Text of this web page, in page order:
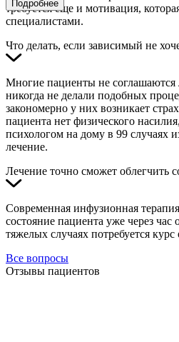
Подробнее
требуется еще и мотивация,
специалистами.
Что делать, если зависимый не
Многие пациенты не соглашаются
никогда не делали подобных
закономерно у них возникает
пациента нет физического
психологом на дому в 99 случаях
лечение.
Лечение точно сможет облегчить
Современная инфузионная
состояние пациента уже через
тяжелых случаях потребуется курс
Все вопросы
Отзывы пациентов